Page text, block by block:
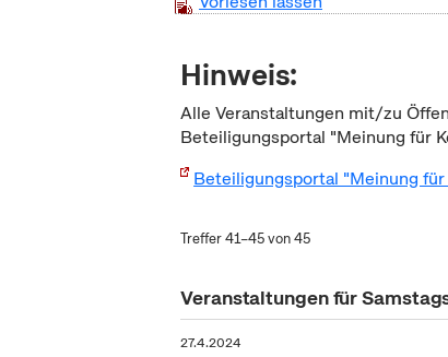
Hinweis:
Alle Veranstaltungen mit/zu
Beteiligungsportal "Meinung für
Beteiligungsportal "Meinung für
Treffer 41–45 von 45
Veranstaltungen für
27.4.2024